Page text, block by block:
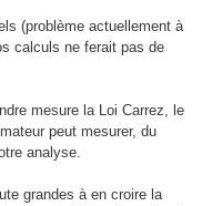
(problème actuellement à
calculs ne ferait pas de
mesure la Loi Carrez, le
peut mesurer, du
analyse.
grandes à en croire la